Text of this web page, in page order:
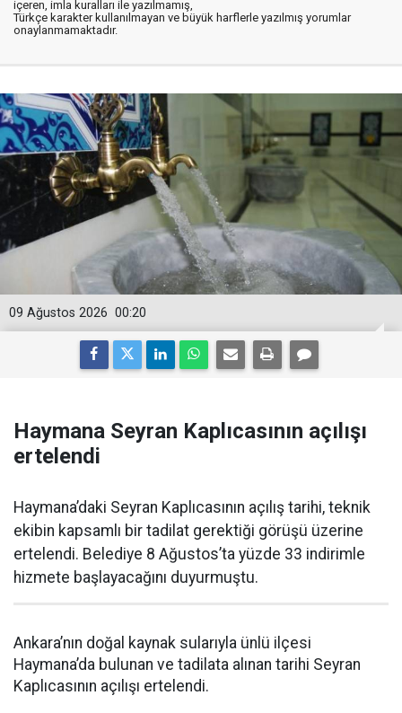
içeren, imla kuralları ile yazılmamış,
Türkçe karakter kullanılmayan ve büyük harflerle yazılmış yorumlar
onaylanmamaktadır.
00:20
09 Ağustos 2026
Haymana Seyran Kaplıcasının açılışı
ertelendi
Haymana’daki Seyran Kaplıcasının açılış tarihi, teknik
ekibin kapsamlı bir tadilat gerektiği görüşü üzerine
ertelendi. Belediye 8 Ağustos’ta yüzde 33 indirimle
hizmete başlayacağını duyurmuştu.
Ankara’nın doğal kaynak sularıyla ünlü ilçesi
Haymana’da bulunan ve tadilata alınan tarihi Seyran
Kaplıcasının açılışı ertelendi.